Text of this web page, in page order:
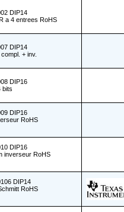
DIP14
a 4 entrees RoHS
DIP14
+ inv.
DIP16
bits
DIP16
RoHS
DIP16
inverseur RoHS
DIP14
RoHS